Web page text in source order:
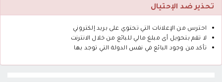
تحذير ضد الإحتيال
احترس من الإعلانات التي تحتوي على بريد إلكتروني
لا تقم بتحويل أى مبلغ مالي للبائع من خلال الانترنت
تأكد من وجود البائع في نفس الدولة التي توجد بها